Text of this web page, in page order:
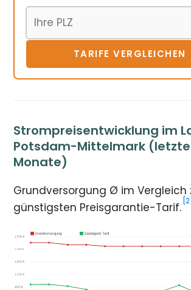
TARIFE VERGLEICHEN
Strompreisentwicklung im
Potsdam-Mittelmark (letzte
Monate)
Grundversorgung Ø im Vergleich
günstigsten Preisgarantie-Tarif. [2]